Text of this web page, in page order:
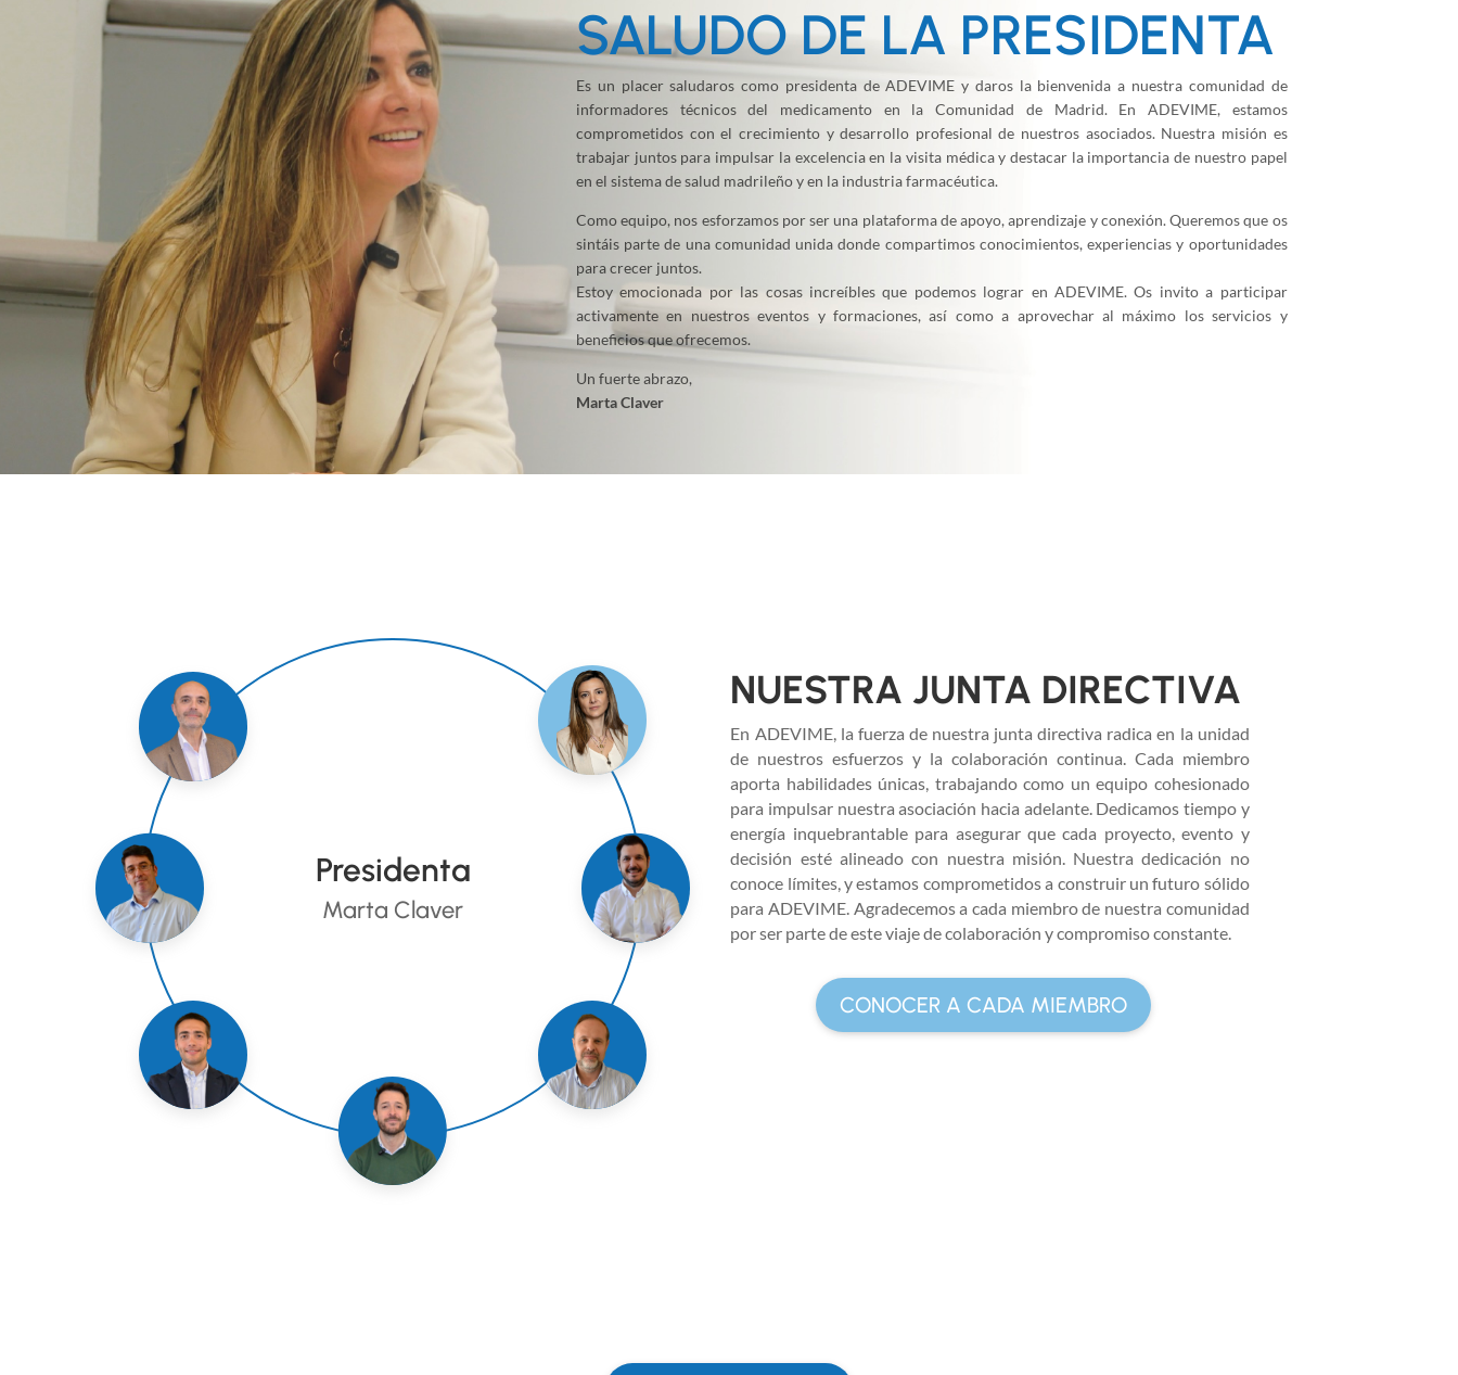
SALUDO DE LA PRESIDENTA
Es un placer saludaros como presidenta de ADEVIME y daros la bienvenida a nuestra comunidad de
informadores técnicos del medicamento en la Comunidad de Madrid. En ADEVIME, estamos
comprometidos con el crecimiento y desarrollo profesional de nuestros asociados. Nuestra misión es
trabajar juntos para impulsar la excelencia en la visita médica y destacar la importancia de nuestro papel
en el sistema de salud madrileño y en la industria farmacéutica.
Como equipo, nos esforzamos por ser una plataforma de apoyo, aprendizaje y conexión. Queremos que os
sintáis parte de una comunidad unida donde compartimos conocimientos, experiencias y oportunidades
para crecer juntos.
Estoy emocionada por las cosas increíbles que podemos lograr en ADEVIME. Os invito a participar
activamente en nuestros eventos y formaciones, así como a aprovechar al máximo los servicios y
beneficios que ofrecemos.
Un fuerte abrazo,
Marta Claver
Presidenta
Marta Claver
NUESTRA JUNTA DIRECTIVA
En ADEVIME, la fuerza de nuestra junta directiva radica en la unidad
de nuestros esfuerzos y la colaboración continua. Cada miembro
aporta habilidades únicas, trabajando como un equipo cohesionado
para impulsar nuestra asociación hacia adelante. Dedicamos tiempo y
energía inquebrantable para asegurar que cada proyecto, evento y
decisión esté alineado con nuestra misión. Nuestra dedicación no
conoce límites, y estamos comprometidos a construir un futuro sólido
para ADEVIME. Agradecemos a cada miembro de nuestra comunidad
por ser parte de este viaje de colaboración y compromiso constante.
CONOCER A CADA MIEMBRO